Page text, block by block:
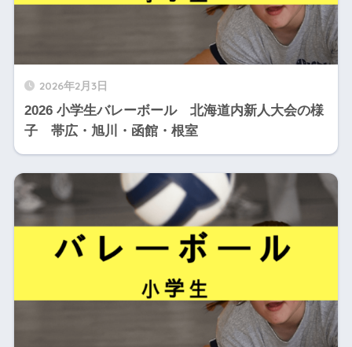
2026年2月3日
2026 小学生バレーボール 北海道内新人大会の様
子 帯広・旭川・函館・根室